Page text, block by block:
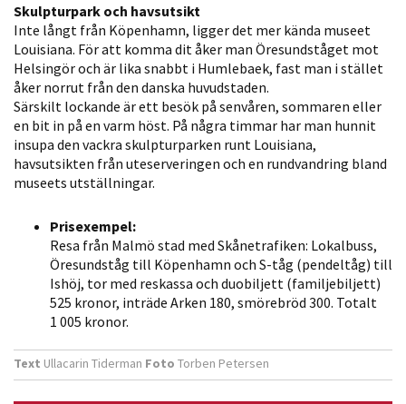
Skulpturpark och havsutsikt
Inte långt från Köpenhamn, ligger det mer kända museet
Louisiana. För att komma dit åker man Öresundståget mot
Helsingör och är lika snabbt i Humlebaek, fast man i stället
åker norrut från den danska huvudstaden.
Särskilt lockande är ett besök på senvåren, sommaren eller
en bit in på en varm höst. På några timmar har man hunnit
insupa den vackra skulpturparken runt Louisiana,
havsutsikten från uteserveringen och en rundvandring bland
museets utställningar.
Prisexempel:
Resa från Malmö stad med Skånetrafiken: Lokalbuss,
Öresundståg till Köpenhamn och S-tåg (pendeltåg) till
Ishöj, tor med reskassa och duobiljett (familjebiljett)
525 kronor, inträde Arken 180, smörebröd 300. Totalt
1 005 kronor.
Text Ullacarin Tiderman Foto Torben Petersen
ditt besök.
Om du nekar
de här
kakorna
kommer viss
funktionalitet
att försvinna
Marknadsföring
Genom att dela
med dig av dina
beteende när du
surfar ökar du
chansen att få se